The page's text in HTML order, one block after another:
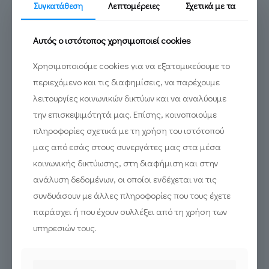
Εγγραφή στο newsletter:
Σεβαστουπόλεως 19, Αθήνα 115 26
210 5233244
info@diadrasis.gr
Συγκατάθεση Λεπτομέρειες Σχετικά με τα
Αυτός ο ιστότοπος χρησιμοποιεί cookies
Χρησιμοποιούμε cookies για να εξατομικεύουμε το
περιεχόμενο και τις διαφημίσεις, να παρέχουμε
λειτουργίες κοινωνικών δικτύων και να αναλύουμε
την επισκεψιμότητά μας. Επίσης, κοινοποιούμε
πληροφορίες σχετικά με τη χρήση του ιστότοπού
μας από εσάς στους συνεργάτες μας στα μέσα
κοινωνικής δικτύωσης, στη διαφήμιση και στην
ανάλυση δεδομένων, οι οποίοι ενδέχεται να τις
συνδυάσουν με άλλες πληροφορίες που τους έχετε
παράσχει ή που έχουν συλλέξει από τη χρήση των
υπηρεσιών τους.